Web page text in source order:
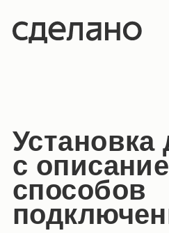
Установка
с
способов